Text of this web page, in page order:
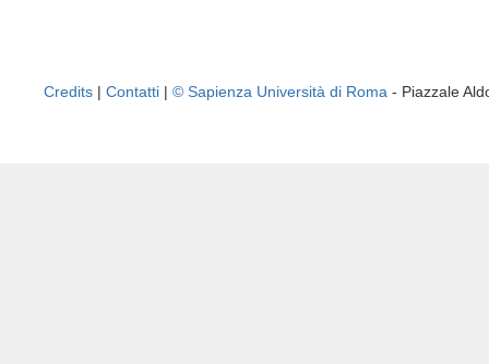
Credits | Contatti | © Sapienza Università di Roma - Piazzale